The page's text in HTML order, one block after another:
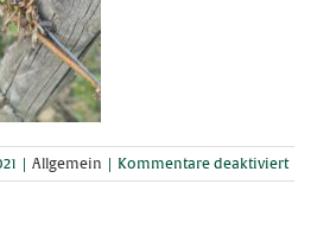
Allgemein Kommentare deaktiviertfür
Was